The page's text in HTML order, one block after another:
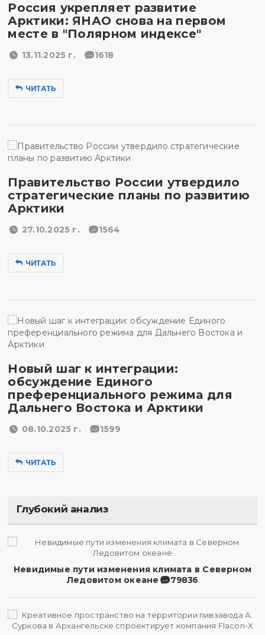
Россия укрепляет развитие
Арктики: ЯНАО снова на первом
месте в "Полярном индексе"
13.11.2025 г. 1618
ЧИТАТЬ
Правительство России утвердило
стратегические планы по развитию
Арктики
27.10.2025 г. 1564
ЧИТАТЬ
Новый шаг к интеграции:
обсуждение Единого
преференциального режима для
Дальнего Востока и Арктики
08.10.2025 г. 1599
ЧИТАТЬ
Глубокий анализ
Невидимые пути изменения климата в Северном
Ледовитом океане
79836